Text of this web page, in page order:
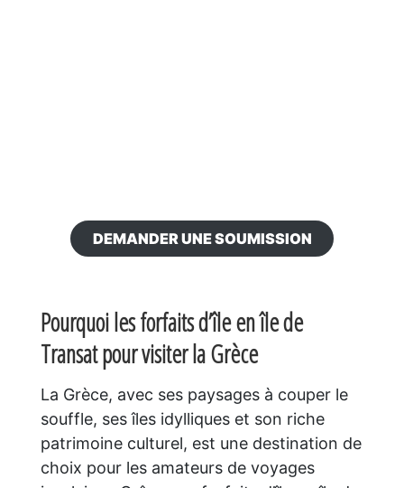
DEMANDER UNE SOUMISSION
Pourquoi les forfaits d’île en île de
Transat pour visiter la Grèce
La Grèce, avec ses paysages à couper le
souffle, ses îles idylliques et son riche
patrimoine culturel, est une destination de
choix pour les amateurs de voyages